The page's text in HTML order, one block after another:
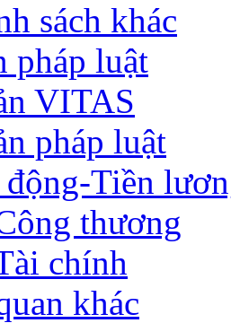
sách khác
pháp luật
VITAS
pháp luật
động-Tiền
thương
chính
khác